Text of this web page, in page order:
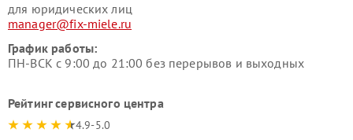
для юридических лиц
manager@fix-miele.ru
График работы:
ПН-ВСК с 9:00 до 21:00 без перерывов и выходных
Рейтинг сервисного центра
4.9-5.0